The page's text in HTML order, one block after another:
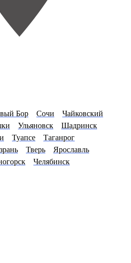
Бор Сочи
Чайковский
Ульяновск
Шадринск
Туапсе
Таганрог
Тверь
Ярославль
Челябинск